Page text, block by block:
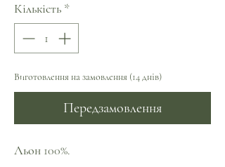
Кількість *
Виготовлення на замовлення (14 днів)
Передзамовлення
Льон 100%.